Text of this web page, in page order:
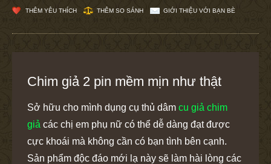
THÊM YÊU THÍCH THÊM SO SÁNH GIỚI THIỆU VỚI BẠN BÈ
Chim giả 2 pin mềm mịn như thật
Sở hữu cho mình dụng cụ thủ dâm cu giả chim
giả các chị em phụ nữ có thể dễ dàng đạt được
cực khoái mà không cần có bạn tình bên cạnh.
Sản phẩm độc đáo mới lạ này sẽ làm hài lòng các